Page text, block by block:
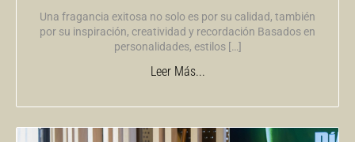
Una fragancia exitosa no solo es por su calidad, también
por su inspiración, creatividad y recordación Basados en
personalidades, estilos […]
Leer Más...